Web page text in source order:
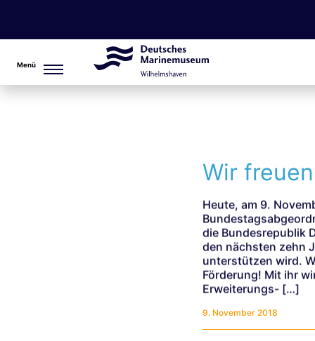
Menü
Wir
Heute, am 9.
die Bundesrepublik
den nächsten zehn
unterstützen wird.
Förderung! Mit ihr
Erweiterungs- […]
9. November 2018